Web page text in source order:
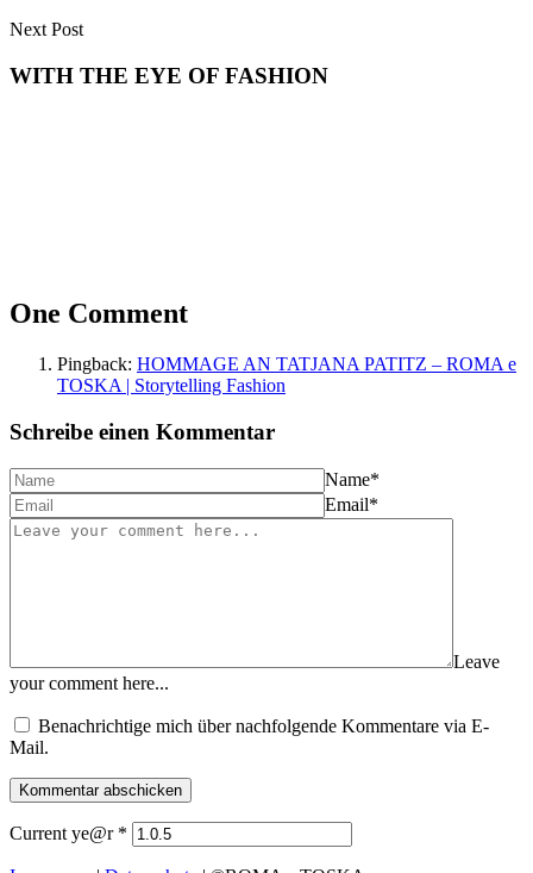
Next Post
WITH THE EYE OF FASHION
One Comment
Pingback: HOMMAGE AN TATJANA PATITZ – ROMA e
TOSKA | Storytelling Fashion
Schreibe einen Kommentar
Name*
Email*
Leave
your comment here...
Benachrichtige mich über nachfolgende Kommentare via E-
Mail.
Current ye@r *